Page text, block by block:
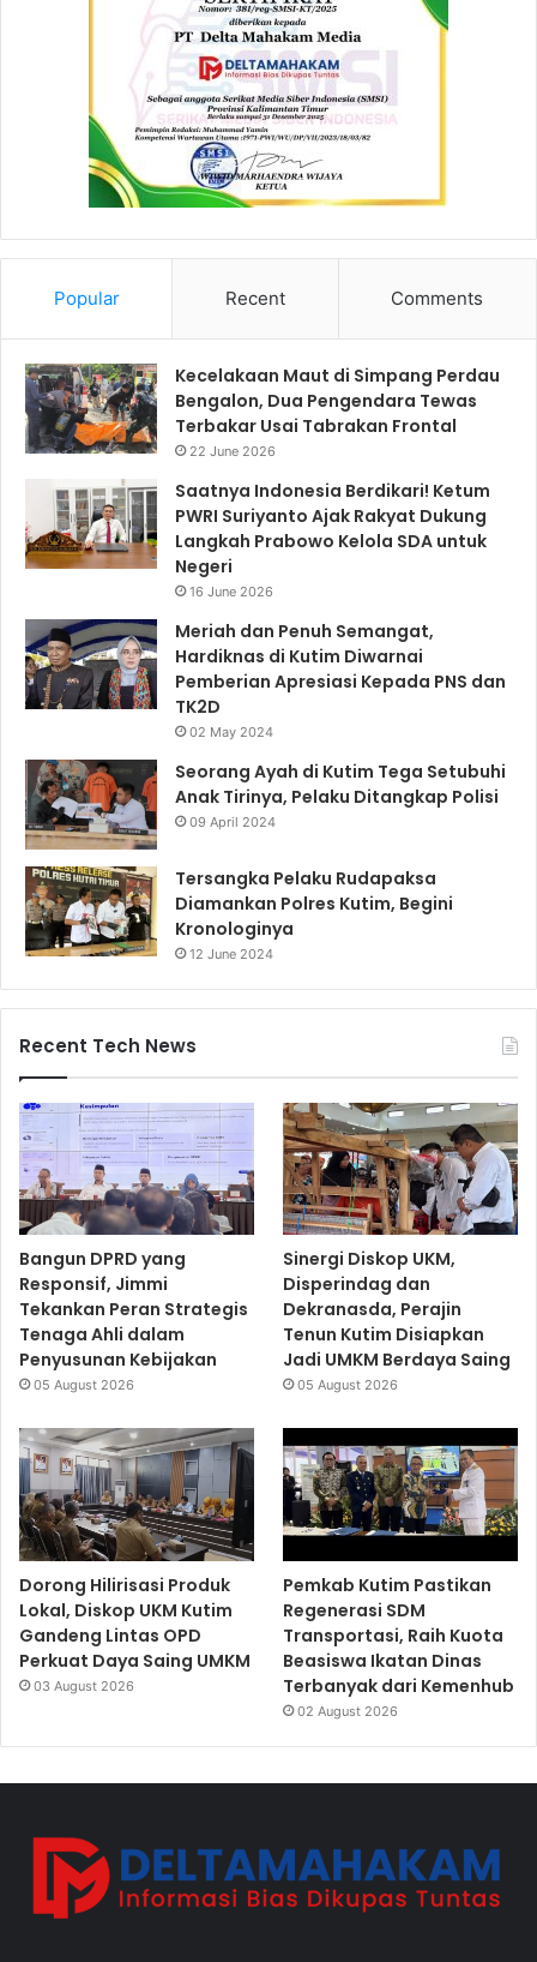
Popular Recent Comments
Kecelakaan Maut di Simpang Perdau
Bengalon, Dua Pengendara Tewas
Terbakar Usai Tabrakan Frontal
22 June 2026
Saatnya Indonesia Berdikari! Ketum
PWRI Suriyanto Ajak Rakyat Dukung
Langkah Prabowo Kelola SDA untuk
Negeri
16 June 2026
Meriah dan Penuh Semangat,
Hardiknas di Kutim Diwarnai
Pemberian Apresiasi Kepada PNS dan
TK2D
02 May 2024
Seorang Ayah di Kutim Tega Setubuhi
Anak Tirinya, Pelaku Ditangkap Polisi
09 April 2024
Tersangka Pelaku Rudapaksa
Diamankan Polres Kutim, Begini
Kronologinya
12 June 2024
Recent Tech News
Bangun DPRD yang
Responsif, Jimmi
Tekankan Peran Strategis
Tenaga Ahli dalam
Penyusunan Kebijakan
05 August 2026
Sinergi Diskop UKM,
Disperindag dan
Dekranasda, Perajin
Tenun Kutim Disiapkan
Jadi UMKM Berdaya Saing
05 August 2026
Dorong Hilirisasi Produk
Lokal, Diskop UKM Kutim
Gandeng Lintas OPD
Perkuat Daya Saing UMKM
03 August 2026
Pemkab Kutim Pastikan
Regenerasi SDM
Transportasi, Raih Kuota
Beasiswa Ikatan Dinas
Terbanyak dari Kemenhub
02 August 2026